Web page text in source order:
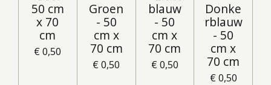
50 cm
x 70
cm
€ 0,50
Groen
- 50
cm x
70 cm
€ 0,50
blauw
- 50
cm x
70 cm
€ 0,50
Donke
rblauw
- 50
cm x
70 cm
€ 0,50